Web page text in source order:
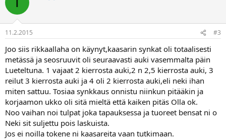
11.2.2015 #3
Joo siis rikkaallaha on käynyt,kaasarin synkat oli totaalisesti
metässä ja seosruuvit oli seuraavasti auki vasemmalta päin
Lueteltuna. 1 vajaat 2 kierrosta auki,2 n 2,5 kierrosta auki, 3
reilut 3 kierrosta auki ja 4 oli 2 kierrosta auki,eli neki ihan
miten sattuu. Tosiaa synkkaus onnistu niinkun pitääkin ja
korjaamon ukko oli sitä mieltä että kaiken pitäs Olla ok.
Noo vaihan noi tulpat joka tapauksessa ja tuoreet bensat ni o
Neki sit suljettu pois laskuista.
Jos ei noilla tokene ni kaasareita vaan tutkimaan.